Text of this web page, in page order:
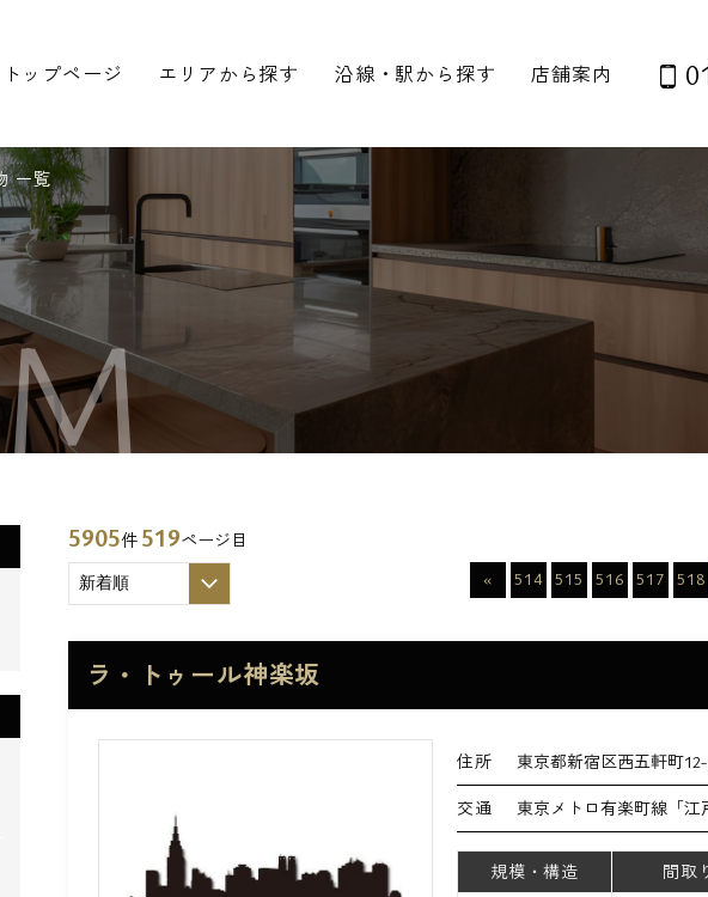
トップページ エリアから探す 沿線・駅から探す 店舗案内
一覧
5905件 519ページ目
«
514 515 516 517 518
ラ・トゥール神楽坂
住所 東京都新宿区西五軒町12-
交通 東京メトロ有楽町線「江
規模・構造 間取